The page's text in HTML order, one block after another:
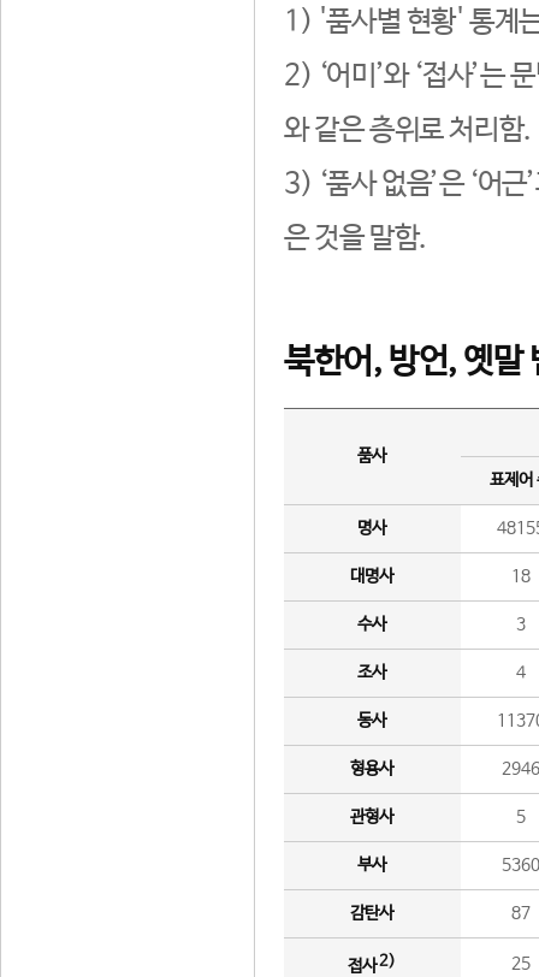
1) '품사별 현황' 통계
2) ‘어미’와 ‘접사’는
와 같은 층위로 처리함.
3) ‘품사 없음’은 ‘어
은 것을 말함.
북한어, 방언, 옛말
품사
표제어
명사
대명사 18
수사 3
조사 4
동사
형용사 2946
관형사 5
부사 5360
감탄사 87
접사2) 25